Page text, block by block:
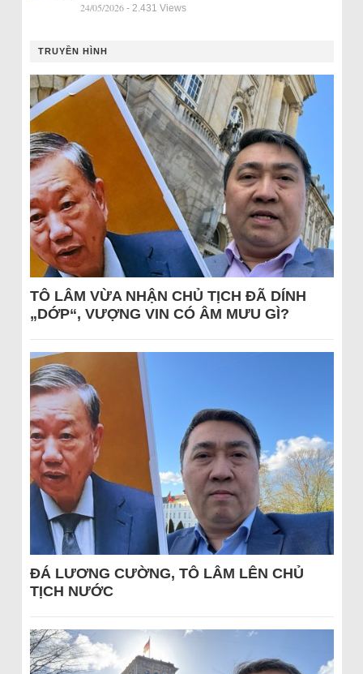
24/05/2026 - 2.431 Views
TRUYỀN HÌNH
TÔ LÂM VỪA NHẬN CHỦ TỊCH ĐÃ DÍNH
„DỚP“, VƯỢNG VIN CÓ ÂM MƯU GÌ?
ĐÁ LƯƠNG CƯỜNG, TÔ LÂM LÊN CHỦ
TỊCH NƯỚC